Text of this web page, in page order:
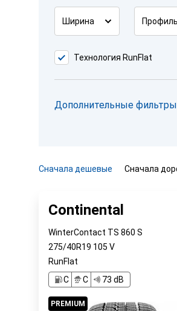
Ширина Профиль
Технология RunFlat
Дополнительные фильтры
Сначала дешевые Сначала
Continental
WinterContact TS 860 S
275/40R19 105 V
RunFlat
C
C 73 dB
PREMIUM